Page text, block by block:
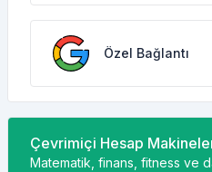
Özel Bağlantı
Çevrimiçi Hesap
Matematik, finans, fitness ve